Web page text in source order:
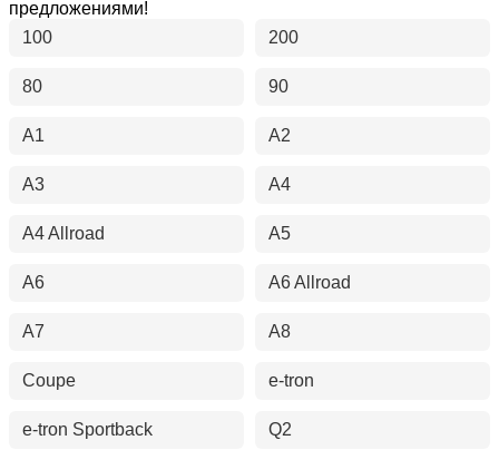
предложениями!
100
200
80 90
A1 A2
A3 A4
A4 Allroad A5
A6 A6 Allroad
A7 A8
Coupe e-tron
e-tron Sportback Q2